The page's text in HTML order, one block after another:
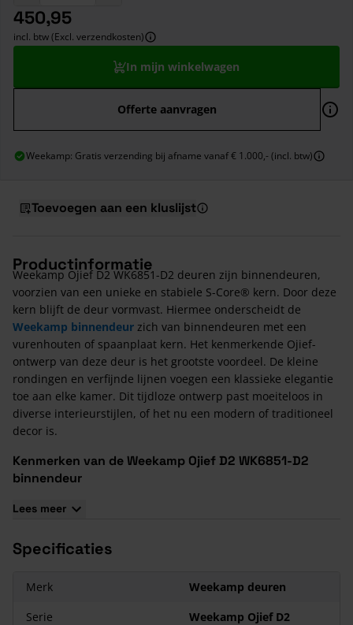
450,95
incl. btw (Excl. verzendkosten)
In mijn winkelwagen
Offerte aanvragen
Weekamp: Gratis verzending bij afname vanaf € 1.000,- (incl. btw)
Toevoegen aan een kluslijst
Productinformatie
Weekamp Ojief D2 WK6851-D2 deuren zijn binnendeuren,
voorzien van een unieke en stabiele S-Core® kern. Door deze
kern blijft de deur vormvast. Hiermee onderscheidt de
Weekamp binnendeur zich van binnendeuren met een
vurenhouten of spaanplaat kern. Het kenmerkende Ojief-
ontwerp van deze deur is het grootste voordeel. De kleine
rondingen en verfijnde lijnen voegen een klassieke elegantie
toe aan elke kamer. Dit tijdloze ontwerp past moeiteloos in
diverse interieurstijlen, of het nu een modern of traditioneel
decor is.
Kenmerken van de Weekamp Ojief D2 WK6851-D2
binnendeur
maatwerk leverbaar;
slotgat en voorplaatboring Nemef 1200 voorgeboord;
paumelleboringen in opdekdeuren voorgeboord;
Lees meer
Specificaties
Merk
Weekamp deuren
Serie
Weekamp Ojief D2